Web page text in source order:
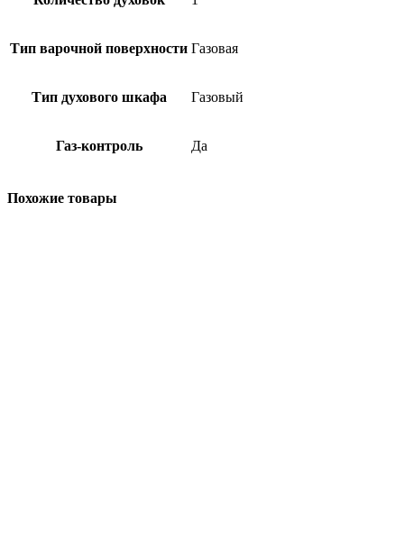
Тип варочной поверхности Газовая
Тип духового шкафа Газовый
Газ-контроль Да
Похожие товары